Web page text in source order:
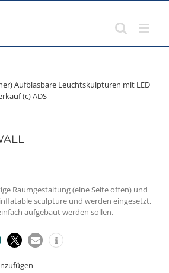
Raumgestaltung (eine Seite offen) und
sculpture und werden eingesetzt,
aufgebaut werden sollen.